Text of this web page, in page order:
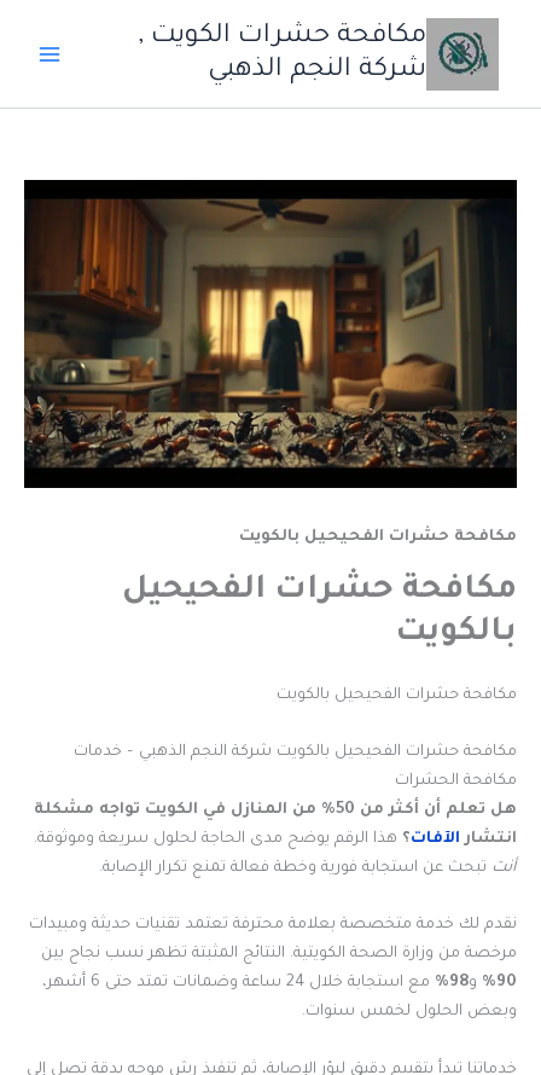
المحتوى
مكافحة حشرات الكويت ,
شركة النجم الذهبي
مكافحة حشرات الفحيحيل بالكويت
مكافحة حشرات الفحيحيل
بالكويت
مكافحة حشرات الفحيحيل بالكويت
مكافحة حشرات الفحيحيل بالكويت شركة النجم الذهبي – خدمات
مكافحة الحشرات
هل تعلم أن أكثر من 50% من المنازل في الكويت تواجه مشكلة
انتشار الآفات؟ هذا الرقم يوضح مدى الحاجة لحلول سريعة وموثوقة.
أنت تبحث عن استجابة فورية وخطة فعالة تمنع تكرار الإصابة.
نقدم لك خدمة متخصصة بعلامة محترفة تعتمد تقنيات حديثة ومبيدات
مرخصة من وزارة الصحة الكويتية. النتائج المثبتة تظهر نسب نجاح بين
90%
و98%
مع استجابة خلال 24 ساعة وضمانات تمتد حتى 6 أشهر،
وبعض الحلول لخمس سنوات.
خدماتنا تبدأ بتقييم دقيق لبؤر الإصابة، ثم تنفيذ رش موجه بدقة تصل إلى